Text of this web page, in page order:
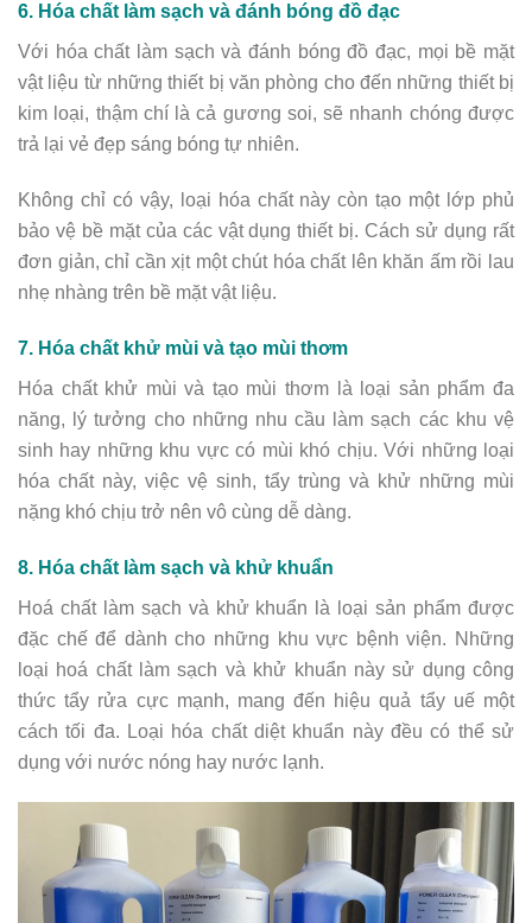
6. Hóa chất làm sạch và đánh bóng đồ đạc
Với hóa chất làm sạch và đánh bóng đồ đạc, mọi bề mặt
vật liệu từ những thiết bị văn phòng cho đến những thiết bị
kim loại, thậm chí là cả gương soi, sẽ nhanh chóng được
trả lại vẻ đẹp sáng bóng tự nhiên.
Không chỉ có vậy, loại hóa chất này còn tạo một lớp phủ
bảo vệ bề mặt của các vật dụng thiết bị. Cách sử dụng rất
đơn giản, chỉ cần xịt một chút hóa chất lên khăn ấm rồi lau
nhẹ nhàng trên bề mặt vật liệu.
7. Hóa chất khử mùi và tạo mùi thơm
Hóa chất khử mùi và tạo mùi thơm là loại sản phẩm đa
năng, lý tưởng cho những nhu cầu làm sạch các khu vệ
sinh hay những khu vực có mùi khó chịu. Với những loại
hóa chất này, việc vệ sinh, tẩy trùng và khử những mùi
nặng khó chịu trở nên vô cùng dễ dàng.
8. Hóa chất làm sạch và khử khuẩn
Hoá chất làm sạch và khử khuẩn là loại sản phẩm được
đặc chế để dành cho những khu vực bệnh viện. Những
loại hoá chất làm sạch và khử khuẩn này sử dụng công
thức tẩy rửa cực mạnh, mang đến hiệu quả tẩy uế một
cách tối đa. Loại hóa chất diệt khuẩn này đều có thể sử
dụng với nước nóng hay nước lạnh.